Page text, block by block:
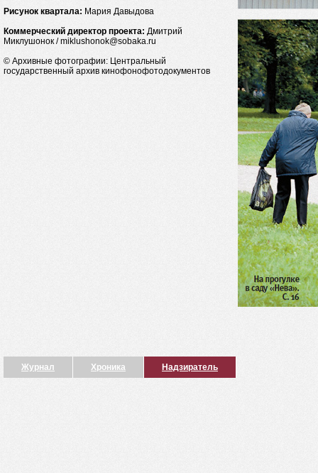
Рисунок квартала: Мария Давыдова
Коммерческий директор проекта: Дмитрий
Миклушонок / miklushonok@sobaka.ru
© Архивные фотографии: Центральный
государственный архив кинофонофотодокументов
Журнал Хроника Надзиратель